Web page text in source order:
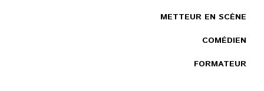
METTEUR EN SCÈNE
COMÉDIEN
FORMATEUR